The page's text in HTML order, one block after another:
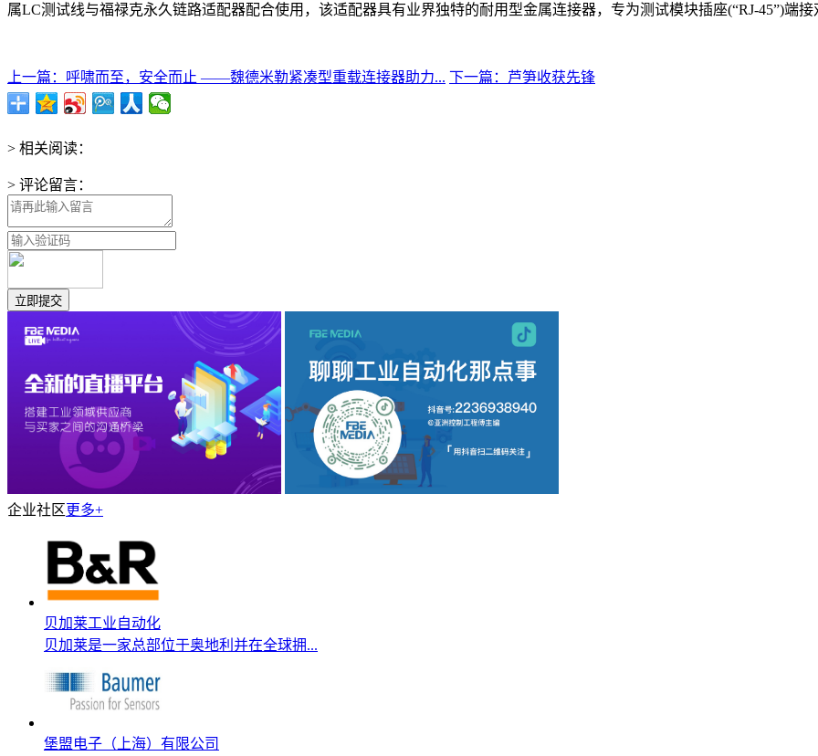
属LC测试线与福禄克永久链路适配器配合使用，该适配器具有业界独特的耐用型金属连接器，专为测试模块插座(“RJ-45”)端接
上一篇：呼啸而至，安全而止 ——魏德米勒紧凑型重载连接器助力... 下一篇：芦笋收获先锋
> 相关阅读：
> 评论留言：
企业社区更多+
贝加莱工业自动化
贝加莱是一家总部位于奥地利并在全球拥...
堡盟电子（上海）有限公司